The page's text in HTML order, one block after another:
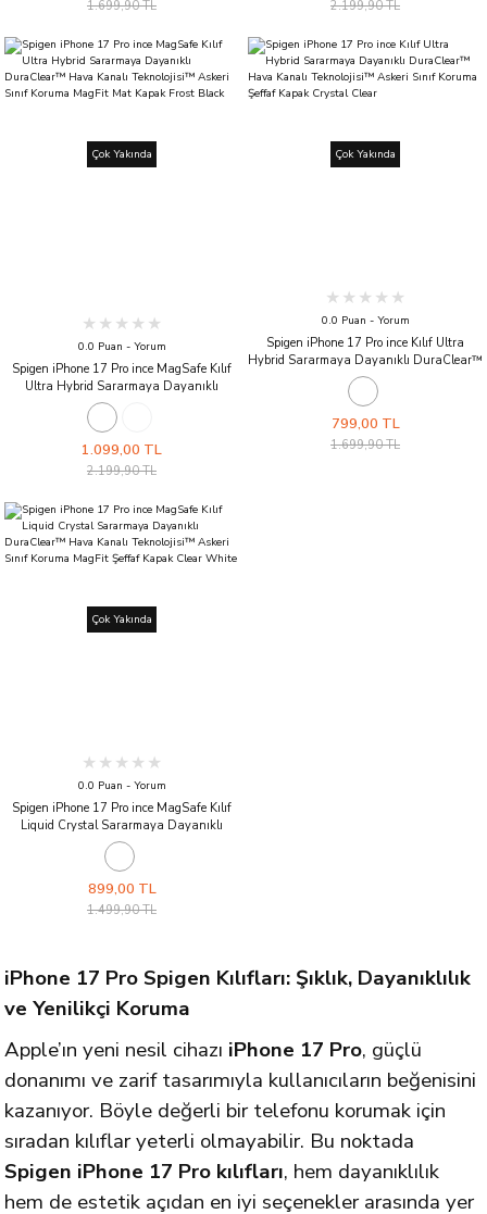
1.699,90 TL 2.199,90 TL
Çok Yakında
0.0 Puan - Yorum
Spigen iPhone 17 Pro ince MagSafe Kılıf
Ultra Hybrid Sararmaya Dayanıklı
DuraClear™ Hava Kanalı Teknolojisi™
Askeri Sınıf Koruma MagFit Mat Kapak
1.099,00 TL
2.199,90 TL
Çok Yakında
0.0 Puan - Yorum
Spigen iPhone 17 Pro ince Kılıf Ultra
Hybrid Sararmaya Dayanıklı DuraClear™
Hava Kanalı Teknolojisi™ Askeri Sınıf
Koruma Şeffaf Kapak Crystal Clear
799,00 TL
1.699,90 TL
Çok Yakında
0.0 Puan - Yorum
Spigen iPhone 17 Pro ince MagSafe Kılıf
Liquid Crystal Sararmaya Dayanıklı
DuraClear™ Hava Kanalı Teknolojisi™
Askeri Sınıf Koruma MagFit Şeffaf Kapak
899,00 TL
1.499,90 TL
iPhone 17 Pro Spigen Kılıfları: Şıklık, Dayanıklılık
ve Yenilikçi Koruma
Apple’ın yeni nesil cihazı iPhone 17 Pro, güçlü
donanımı ve zarif tasarımıyla kullanıcıların beğenisini
kazanıyor. Böyle değerli bir telefonu korumak için
sıradan kılıflar yeterli olmayabilir. Bu noktada
Spigen iPhone 17 Pro kılıfları, hem dayanıklılık
hem de estetik açıdan en iyi seçenekler arasında yer